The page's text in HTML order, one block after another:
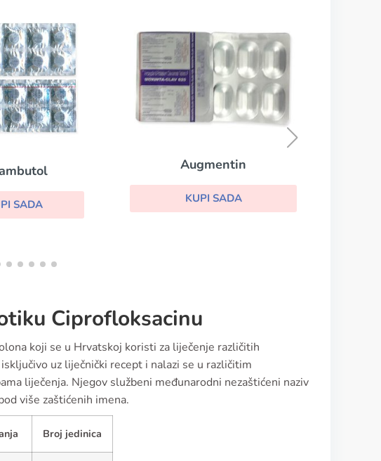
SADA
Suprax
Ciprofloksacinu
koji se u Hrvatskoj koristi za liječenje različitih
uz liječnički recept i nalazi se u različitim
liječenja. Njegov službeni međunarodni nezaštićeni naziv
više zaštićenih imena.
Broj jedinica